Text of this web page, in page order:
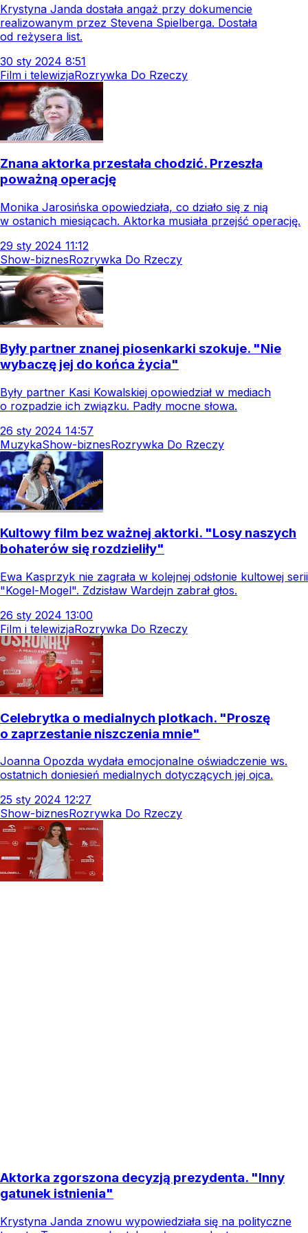
Krystyna Janda dostała angaż przy dokumencie
realizowanym przez Stevena Spielberga. Dostała
od reżysera list.
30 sty 2024 8:51
Film i telewizjaRozrywka Do Rzeczy
Znana aktorka przestała chodzić. Przeszła
poważną operację
Monika Jarosińska opowiedziała, co działo się z nią
w ostanich miesiącach. Aktorka musiała przejść operację.
29 sty 2024 11:12
Show-biznesRozrywka Do Rzeczy
Były partner znanej piosenkarki szokuje. "Nie
wybaczę jej do końca życia"
Były partner Kasi Kowalskiej opowiedział w mediach
o rozpadzie ich związku. Padły mocne słowa.
26 sty 2024 14:57
MuzykaShow-biznesRozrywka Do Rzeczy
Kultowy film bez ważnej aktorki. "Losy naszych
bohaterów się rozdzieliły"
Ewa Kasprzyk nie zagrała w kolejnej odsłonie kultowej serii
"Kogel-Mogel". Zdzisław Wardejn zabrał głos.
26 sty 2024 13:00
Film i telewizjaRozrywka Do Rzeczy
Celebrytka o medialnych plotkach. "Proszę
o zaprzestanie niszczenia mnie"
Joanna Opozda wydała emocjonalne oświadczenie ws.
ostatnich doniesień medialnych dotyczących jej ojca.
25 sty 2024 12:27
Show-biznesRozrywka Do Rzeczy
Aktorka zgorszona decyzją prezydenta. "Inny
gatunek istnienia"
Krystyna Janda znowu wypowiedziała się na polityczne